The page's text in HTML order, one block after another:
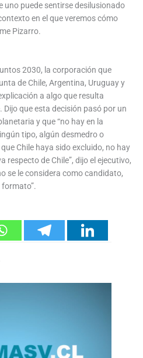
puede sentirse desilusionado
en el que veremos cómo
Pizarro.
2030, la corporación que
de Chile, Argentina, Uruguay y
a algo que resulta
Dijo que esta decisión pasó por un
y que “no hay en la
tipo, algún desmedro o
Chile haya sido excluido, no hay
de Chile”, dijo el ejecutivo,
se le considera como candidato,
formato”.